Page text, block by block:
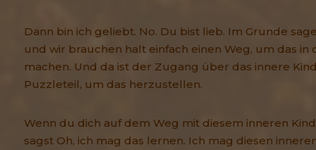
Dann bin ich geliebt. No. Du bist lieb. Im Grunde
und wir brauchen halt einfach einen Weg, um das
machen. Und da ist der Zugang über das innere
Puzzleteil, um das herzustellen.
Wenn du dich auf dem Weg mit diesem inneren
sagst Oh, ich mag das lernen. Ich mag diesen